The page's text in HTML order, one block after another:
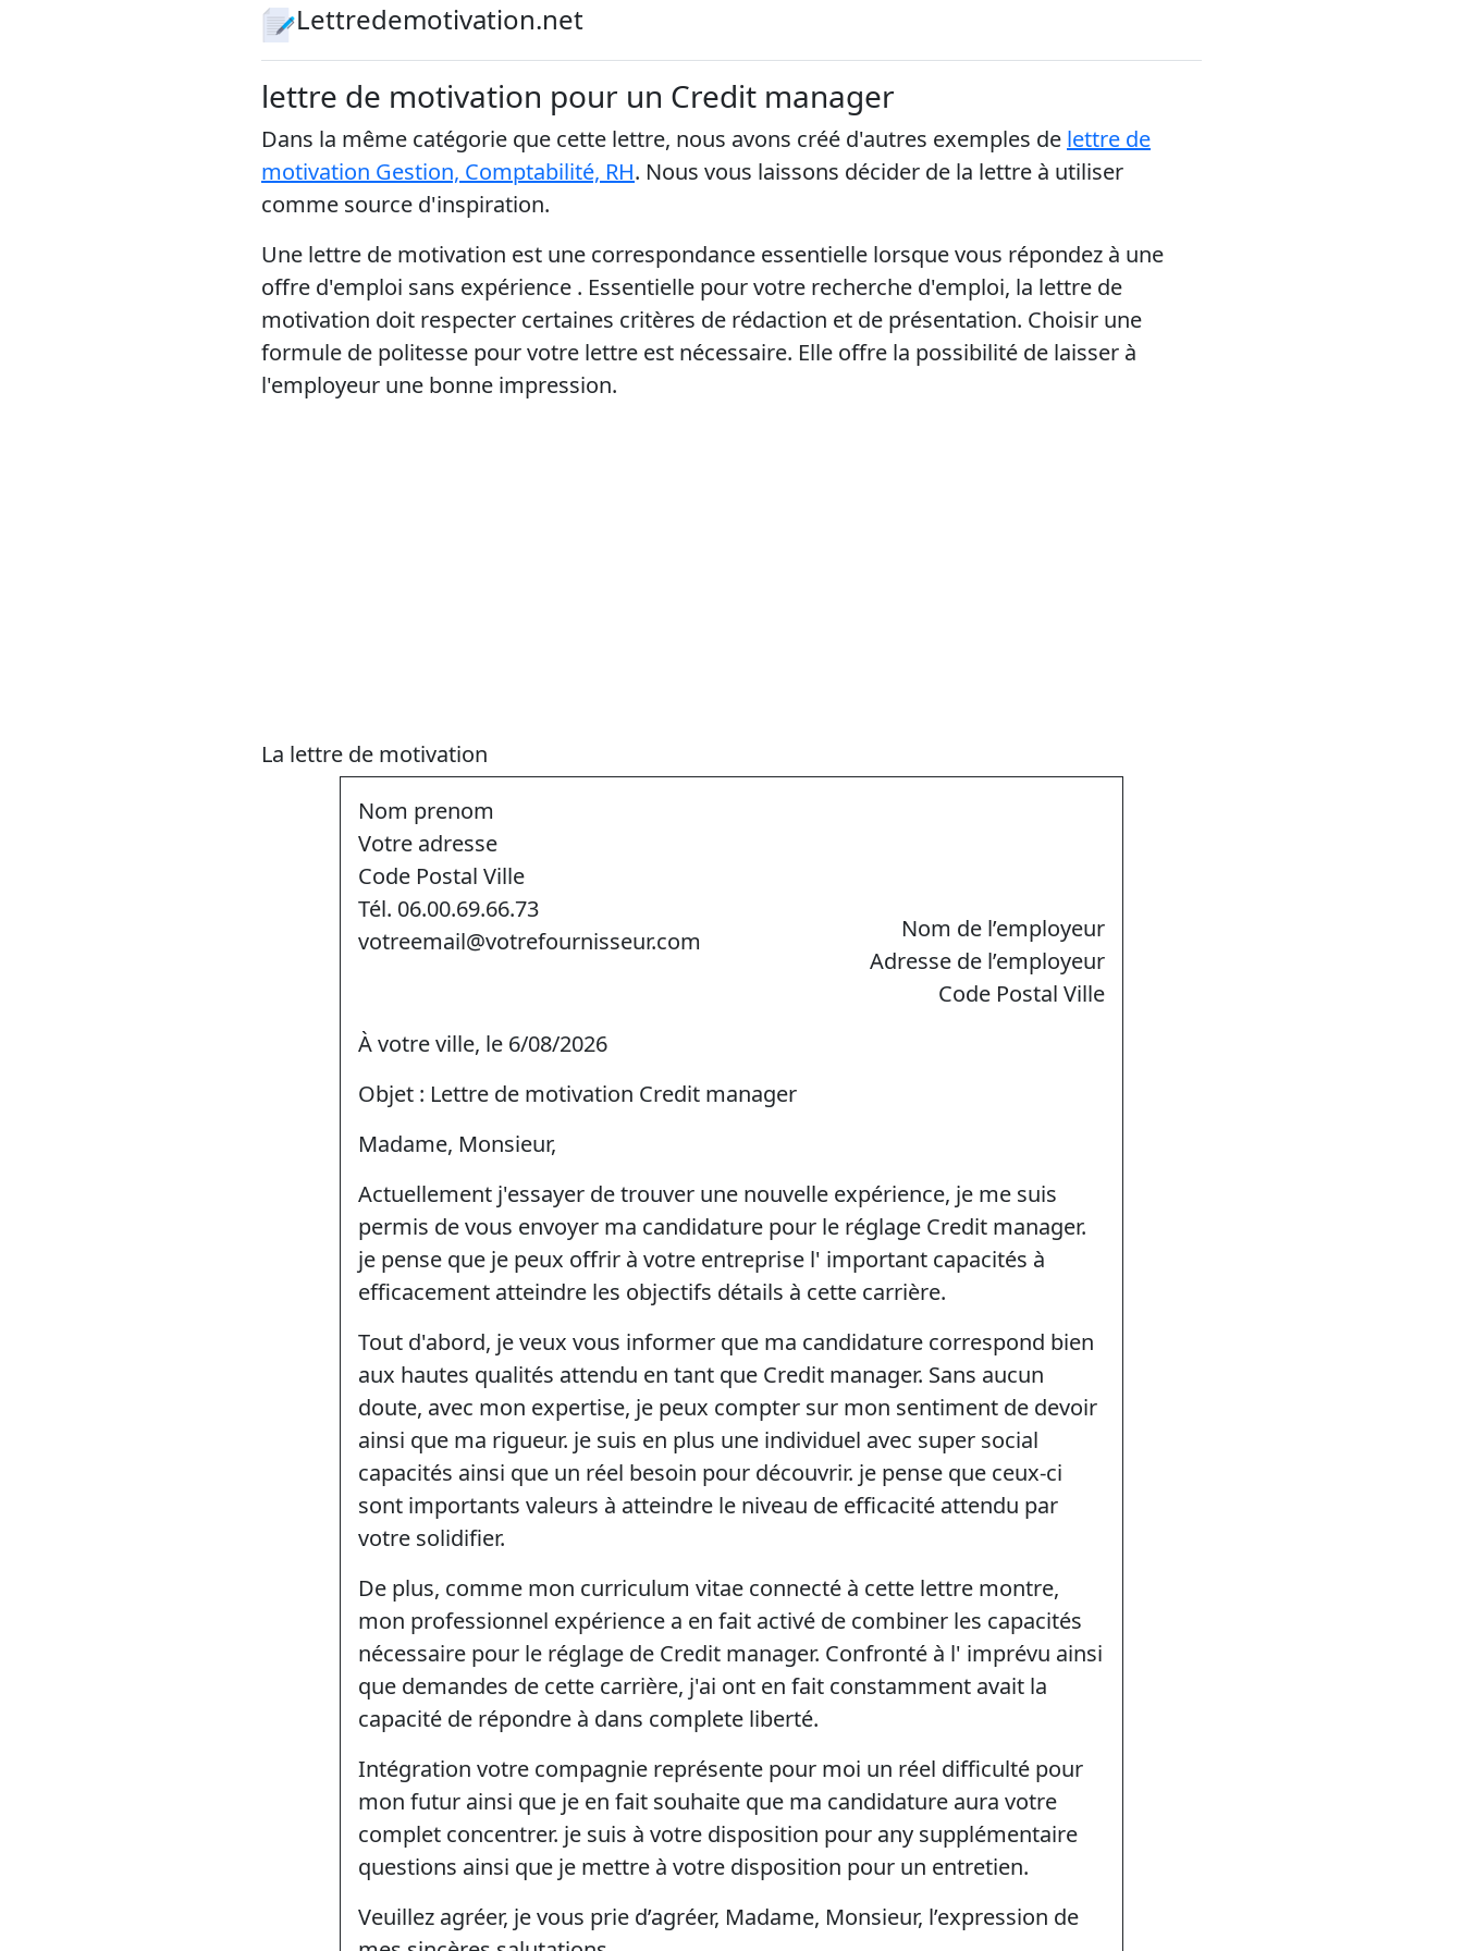
Lettredemotivation.net
lettre de motivation pour un Credit manager
Dans la même catégorie que cette lettre, nous avons créé d'autres exemples de lettre de
motivation Gestion, Comptabilité, RH. Nous vous laissons décider de la lettre à utiliser
comme source d'inspiration.
Une lettre de motivation est une correspondance essentielle lorsque vous répondez à une
offre d'emploi sans expérience . Essentielle pour votre recherche d'emploi, la lettre de
motivation doit respecter certaines critères de rédaction et de présentation. Choisir une
formule de politesse pour votre lettre est nécessaire. Elle offre la possibilité de laisser à
l'employeur une bonne impression.
La lettre de motivation
Nom prenom
Votre adresse
Code Postal Ville
Tél. 06.00.69.66.73
votreemail@votrefournisseur.com
Nom de l’employeur
Adresse de l’employeur
Code Postal Ville
À votre ville, le 6/08/2026
Objet : Lettre de motivation Credit manager
Madame, Monsieur,
Actuellement j'essayer de trouver une nouvelle expérience, je me suis
permis de vous envoyer ma candidature pour le réglage Credit manager.
je pense que je peux offrir à votre entreprise l' important capacités à
efficacement atteindre les objectifs détails à cette carrière.
Tout d'abord, je veux vous informer que ma candidature correspond bien
aux hautes qualités attendu en tant que Credit manager. Sans aucun
doute, avec mon expertise, je peux compter sur mon sentiment de devoir
ainsi que ma rigueur. je suis en plus une individuel avec super social
capacités ainsi que un réel besoin pour découvrir. je pense que ceux-ci
sont importants valeurs à atteindre le niveau de efficacité attendu par
votre solidifier.
De plus, comme mon curriculum vitae connecté à cette lettre montre,
mon professionnel expérience a en fait activé de combiner les capacités
nécessaire pour le réglage de Credit manager. Confronté à l' imprévu ainsi
que demandes de cette carrière, j'ai ont en fait constamment avait la
capacité de répondre à dans complete liberté.
Intégration votre compagnie représente pour moi un réel difficulté pour
mon futur ainsi que je en fait souhaite que ma candidature aura votre
complet concentrer. je suis à votre disposition pour any supplémentaire
questions ainsi que je mettre à votre disposition pour un entretien.
Veuillez agréer, je vous prie d’agréer, Madame, Monsieur, l’expression de